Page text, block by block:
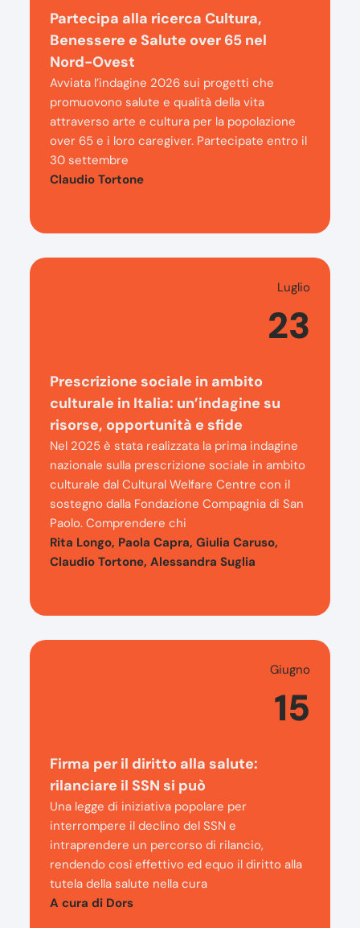
Partecipa alla ricerca Cultura,
Benessere e Salute over 65 nel
Nord-Ovest
Avviata l’indagine 2026 sui progetti che
promuovono salute e qualità della vita
attraverso arte e cultura per la popolazione
over 65 e i loro caregiver. Partecipate entro il
30 settembre
Claudio Tortone
Luglio
23
Prescrizione sociale in ambito
culturale in Italia: un’indagine su
risorse, opportunità e sfide
Nel 2025 è stata realizzata la prima indagine
nazionale sulla prescrizione sociale in ambito
culturale dal Cultural Welfare Centre con il
sostegno dalla Fondazione Compagnia di San
Paolo. Comprendere chi
Rita Longo, Paola Capra, Giulia Caruso,
Claudio Tortone, Alessandra Suglia
Giugno
15
Firma per il diritto alla salute:
rilanciare il SSN si può
Una legge di iniziativa popolare per
interrompere il declino del SSN e
intraprendere un percorso di rilancio,
rendendo così effettivo ed equo il diritto alla
tutela della salute nella cura
A cura di Dors